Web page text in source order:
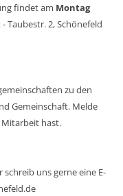
findet am Montag
Taubestr. 2, Schönefeld
zu den
Gemeinschaft. Melde
Mitarbeit hast.
uns gerne eine E-